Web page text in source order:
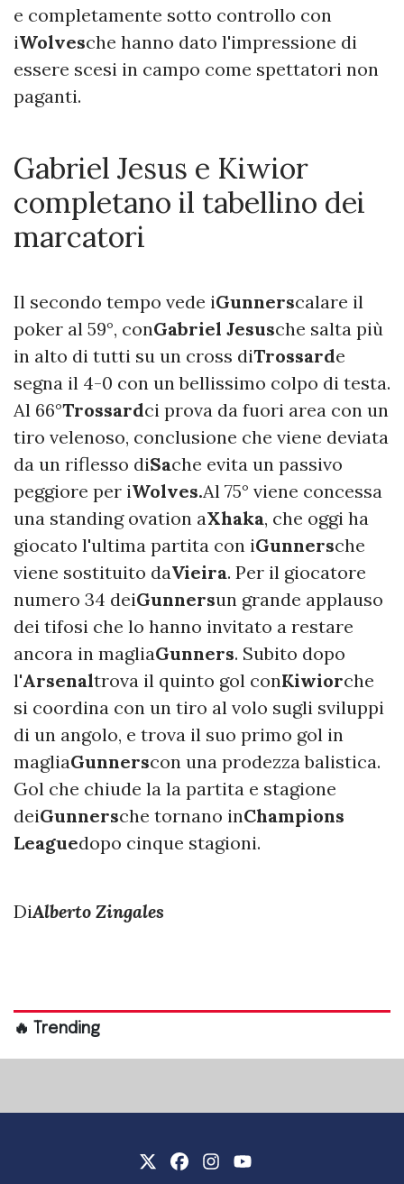
e completamente sotto controllo con
iWolvesche hanno dato l'impressione di
essere scesi in campo come spettatori non
paganti.
Gabriel Jesus e Kiwior
completano il tabellino dei
marcatori
Il secondo tempo vede iGunnerscalare il
poker al 59°, conGabriel Jesusche salta più
in alto di tutti su un cross diTrossarde
segna il 4-0 con un bellissimo colpo di testa.
Al 66°Trossardci prova da fuori area con un
tiro velenoso, conclusione che viene deviata
da un riflesso diSache evita un passivo
peggiore per iWolves.Al 75° viene concessa
una standing ovation aXhaka, che oggi ha
giocato l'ultima partita con iGunnersche
viene sostituito daVieira. Per il giocatore
numero 34 deiGunnersun grande applauso
dei tifosi che lo hanno invitato a restare
ancora in magliaGunners. Subito dopo
l'Arsenaltrova il quinto gol conKiwiorche
si coordina con un tiro al volo sugli sviluppi
di un angolo, e trova il suo primo gol in
magliaGunnerscon una prodezza balistica.
Gol che chiude la la partita e stagione
deiGunnersche tornano inChampions
Leaguedopo cinque stagioni.
DiAlberto Zingales
🔥 Trending